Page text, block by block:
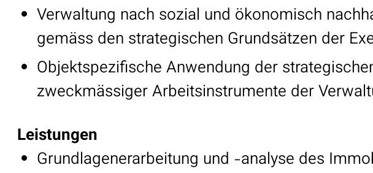
Verwaltung nach sozial und ökonomisch
gemäss den strategischen Grundsätzen der
Objektspezifische Anwendung der
zweckmässiger Arbeitsinstrumente der
Leistungen
Grundlagenerarbeitung und -analyse des